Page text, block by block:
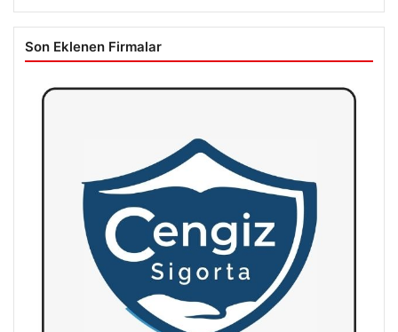
Son Eklenen Firmalar